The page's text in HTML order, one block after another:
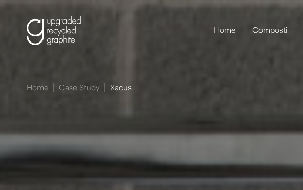
Home Composti
Home Case Study Xacus